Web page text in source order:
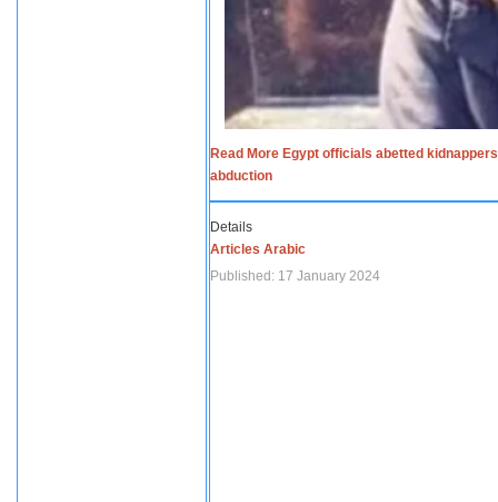
Read More Egypt officials abetted
abduction
Details
Articles Arabic
Published: 17 January 2024